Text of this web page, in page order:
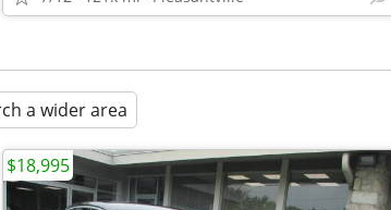
a wider area
$18,995